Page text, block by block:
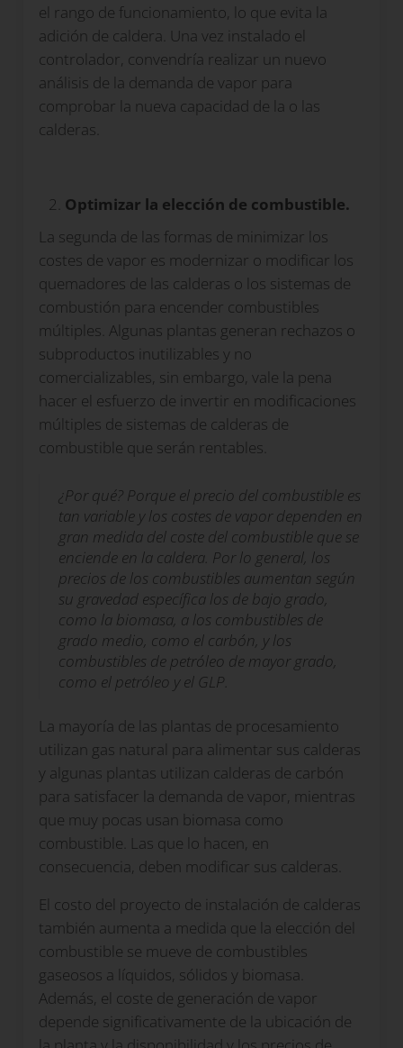
el rango de funcionamiento, lo que evita la
adición de caldera. Una vez instalado el
controlador, convendría realizar un nuevo
análisis de la demanda de vapor para
comprobar la nueva capacidad de la o las
calderas.
Optimizar la elección de combustible.
La segunda de las formas de minimizar los
costes de vapor es modernizar o modificar los
quemadores de las calderas o los sistemas de
combustión para encender combustibles
múltiples. Algunas plantas generan rechazos o
subproductos inutilizables y no
comercializables, sin embargo, vale la pena
hacer el esfuerzo de invertir en modificaciones
múltiples de sistemas de calderas de
combustible que serán rentables.
¿Por qué? Porque el precio del combustible es
tan variable y los costes de vapor dependen en
gran medida del coste del combustible que se
enciende en la caldera. Por lo general, los
precios de los combustibles aumentan según
su gravedad específica los de bajo grado,
como la biomasa, a los combustibles de
grado medio, como el carbón, y los
combustibles de petróleo de mayor grado,
como el petróleo y el GLP.
La mayoría de las plantas de procesamiento
utilizan gas natural para alimentar sus calderas
y algunas plantas utilizan calderas de carbón
para satisfacer la demanda de vapor, mientras
que muy pocas usan biomasa como
combustible. Las que lo hacen, en
consecuencia, deben modificar sus calderas.
El costo del proyecto de instalación de calderas
también aumenta a medida que la elección del
combustible se mueve de combustibles
gaseosos a líquidos, sólidos y biomasa.
Además, el coste de generación de vapor
depende significativamente de la ubicación de